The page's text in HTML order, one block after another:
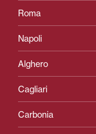
Roma
Napoli
Alghero
Cagliari
Carbonia